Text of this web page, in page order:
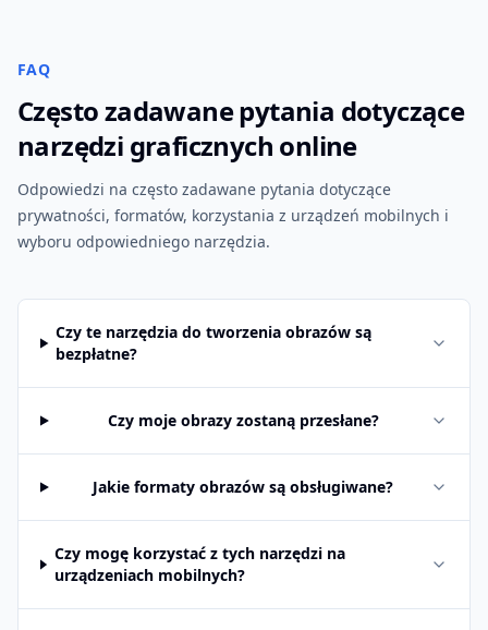
FAQ
Często zadawane pytania dotyczące
narzędzi graficznych online
Odpowiedzi na często zadawane pytania dotyczące
prywatności, formatów, korzystania z urządzeń mobilnych i
wyboru odpowiedniego narzędzia.
Czy te narzędzia do tworzenia obrazów są
bezpłatne?
Czy moje obrazy zostaną przesłane?
Jakie formaty obrazów są obsługiwane?
Czy mogę korzystać z tych narzędzi na
urządzeniach mobilnych?